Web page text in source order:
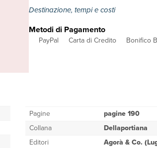
Destinazione, tempi e costi
Metodi di Pagamento
PayPal Carta di Credito Bonifico
Pagine
pagine 190
Collana
Dellaportiana
Editori
Agorà & Co.